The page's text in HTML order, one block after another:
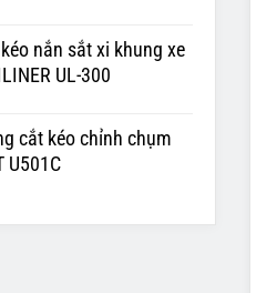
nắn sắt xi khung xe
UL-300
cắt kéo chỉnh chụm
U501C